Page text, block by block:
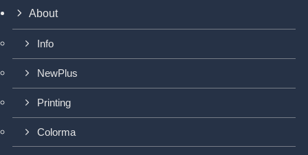
About
Info
NewPlus
Printing
Colorma